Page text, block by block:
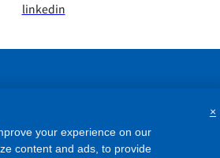
linkedin
your experience on our
content and ads, to provide
×